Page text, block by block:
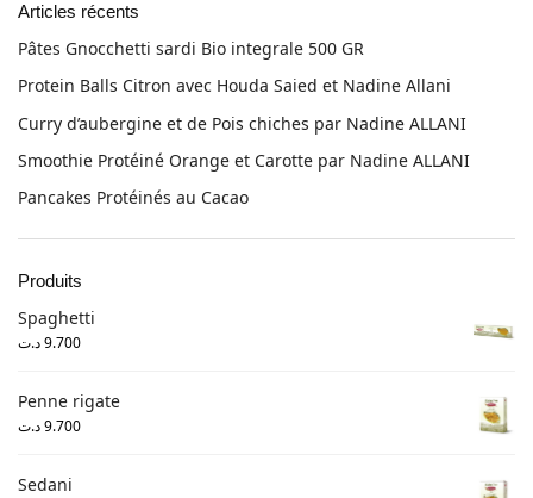
Articles récents
Pâtes Gnocchetti sardi Bio integrale 500 GR
Protein Balls Citron avec Houda Saied et Nadine Allani
Curry d’aubergine et de Pois chiches par Nadine ALLANI
Smoothie Protéiné Orange et Carotte par Nadine ALLANI
Pancakes Protéinés au Cacao
Produits
Spaghetti
9.700د.ت
Penne rigate
9.700د.ت
Sedani